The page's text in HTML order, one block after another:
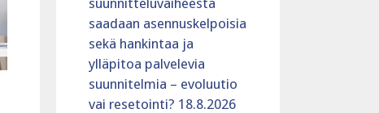
suunnitteluvaiheesta
saadaan asennuskelpoisia
sekä hankintaa ja
ylläpitoa palvelevia
suunnitelmia – evoluutio
vai resetointi? 18.8.2026